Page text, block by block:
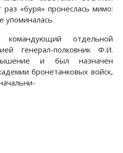
«буря» пронеслась мимо:
упоминалась.
отдельной
генерал-полковник Ф.И.
и был назначен
бронетанковых войск,